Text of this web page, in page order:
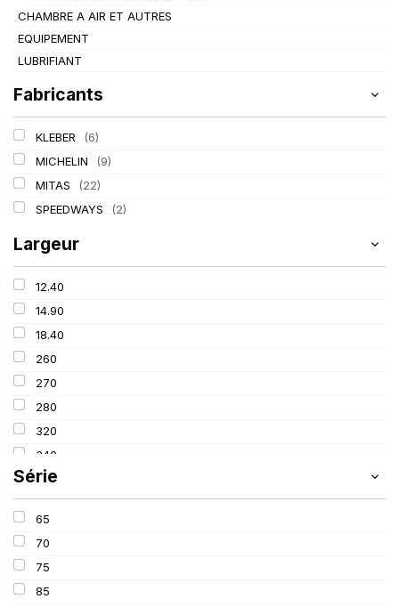
CHAMBRE A AIR ET AUTRES
EQUIPEMENT
LUBRIFIANT
Fabricants
KLEBER
(6)
MICHELIN
(9)
MITAS
(22)
SPEEDWAYS
(2)
Largeur
12.40
14.90
18.40
260
270
280
320
340
380
405
420
460
480
520
Série
65
70
75
85